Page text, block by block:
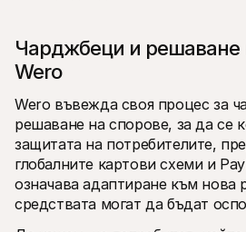
Чарджбеци и решаване
Wero
Wero въвежда своя процес за
решаване на спорове, за да се
защитата на потребителите,
глобалните картови схеми и
означава адаптиране към нова
средствата могат да бъдат